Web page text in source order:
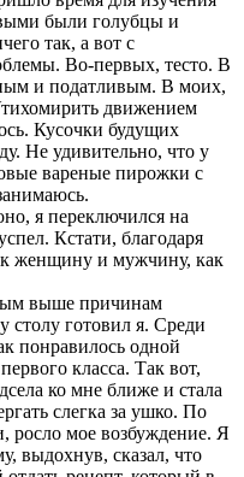
были голубцы и
так, а вот с
Во-первых, тесто. В
и податливым. В моих,
движением
Кусочки будущих
Не удивительно, что у
вареные пирожки с
я переключился на
Кстати, благодаря
женщину и мужчину, как
выше причинам
столу готовил я. Среди
понравилось одной
класса. Так вот,
ко мне ближе и стала
слегка за ушко. По
росло мое возбуждение. Я
выдохнув, сказал, что